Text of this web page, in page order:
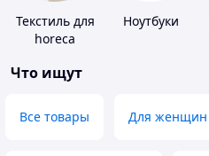
Текстиль для
horeca
Ноутбуки
Что ищут
Все товары Для женщин